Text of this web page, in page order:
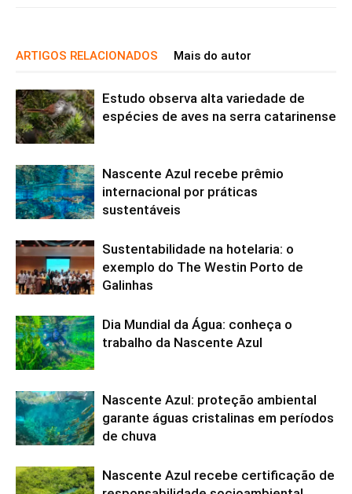
ARTIGOS RELACIONADOS Mais do autor
Estudo observa alta variedade de
espécies de aves na serra catarinense
Nascente Azul recebe prêmio
internacional por práticas
sustentáveis
Sustentabilidade na hotelaria: o
exemplo do The Westin Porto de
Galinhas
Dia Mundial da Água: conheça o
trabalho da Nascente Azul
Nascente Azul: proteção ambiental
garante águas cristalinas em períodos
de chuva
Nascente Azul recebe certificação de